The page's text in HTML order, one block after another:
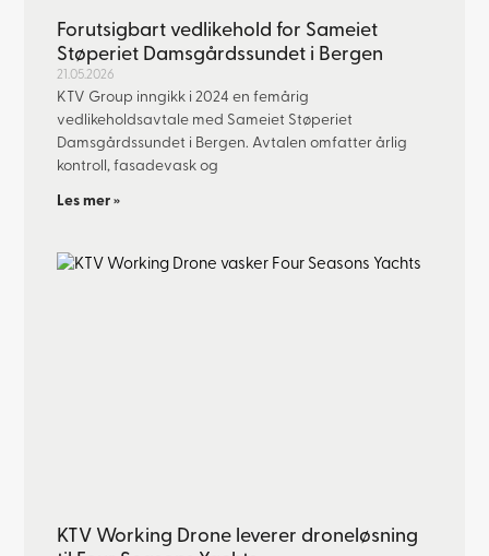
Forutsigbart vedlikehold for Sameiet
Støperiet Damsgårdssundet i Bergen
21.05.2026
KTV Group inngikk i 2024 en femårig
vedlikeholdsavtale med Sameiet Støperiet
Damsgårdssundet i Bergen. Avtalen omfatter årlig
kontroll, fasadevask og
Les mer »
KTV Working Drone leverer droneløsning